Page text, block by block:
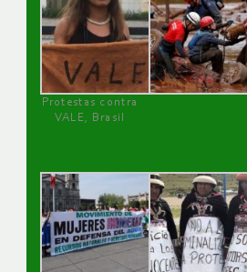
Protestas contra
VALE, Brasil